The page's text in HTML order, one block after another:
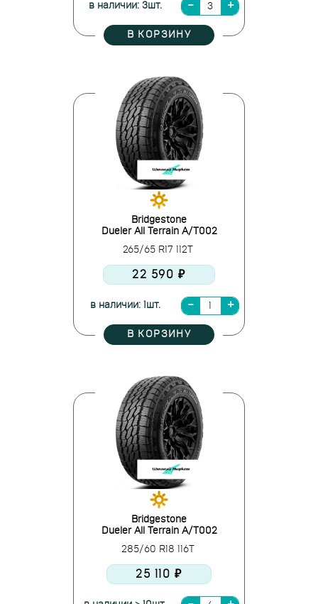
в наличии: 3шт.
В КОРЗИНУ
Bridgestone
Dueler All Terrain A/T002
265/65 R17 112T
22 590 ₽
в наличии: 1шт.
В КОРЗИНУ
Bridgestone
Dueler All Terrain A/T002
285/60 R18 116T
25 110 ₽